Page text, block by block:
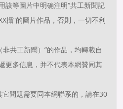
該等圖片中明确注明“共工新聞記
攝”的圖片作品，否則，一切不利
非共工新聞）”的作品，均轉載自
更多信息，并不代表本網贊同其
問題需要同本網聯系的，請在30